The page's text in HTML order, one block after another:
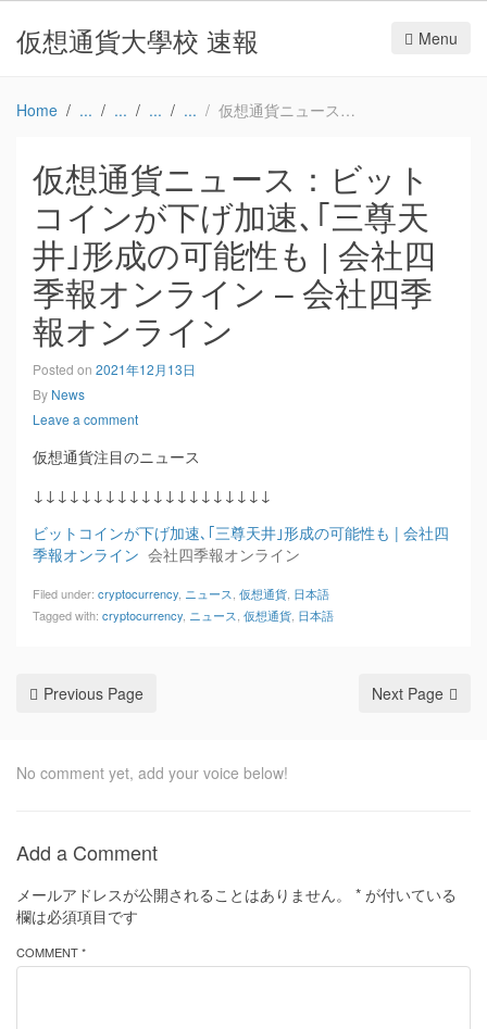
仮想通貨大學校 速報 Menu
Home 仮想通貨ニュース：ビットコインが下げ加速､｢三尊天井｣形成の可能性も | 会社四季報オンライン – 会社四季報オンライン
仮想通貨ニュース：ビット
コインが下げ加速､｢三尊天
井｣形成の可能性も | 会社四
季報オンライン – 会社四季
報オンライン
Posted on 2021年12月13日
By News
Leave a comment
仮想通貨注目のニュース
↓↓↓↓↓↓↓↓↓↓↓↓↓↓↓↓↓↓↓↓
ビットコインが下げ加速､｢三尊天井｣形成の可能性も | 会社四
季報オンライン 会社四季報オンライン
Filed under: cryptocurrency ニュース 仮想通貨 日本語
Tagged with: cryptocurrency ニュース 仮想通貨 日本語
Previous Page Next Page
No comment yet, add your voice below!
Add a Comment
メールアドレスが公開されることはありません。 * が付いている
欄は必須項目です
COMMENT *